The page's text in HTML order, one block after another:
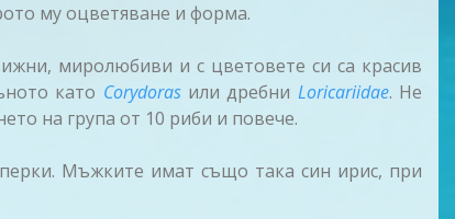
му оцветяване и форма.
миролюбиви и с цветовете си са красив
като Corydoras или дребни Loricariidae. Не
на група от 10 риби и повече.
Мъжките имат също така син ирис, при